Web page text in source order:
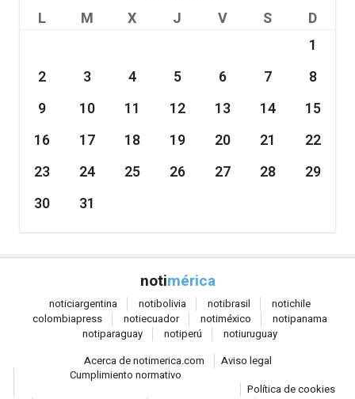
L M X J V S
D
1
2
3 4 5 6 7
8
9
10 11 12 13 14
15
16
17 18 19 20 21
22
23
24 25 26 27 28
29
30
31
notimérica
noticiargentina notibolivia notibrasil notichile
colombiapress notiecuador notiméxico notipanama
notiparaguay notiperú notiuruguay
Acerca de notimerica.com
Aviso legal
Cumplimiento normativo
Política de cookies